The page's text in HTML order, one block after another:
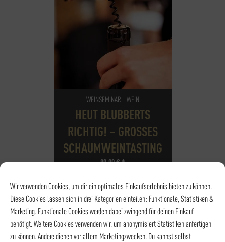
Wir verwenden Cookies, um dir ein optimales Einkaufserlebnis bieten zu können.
Diese Cookies lassen sich in drei Kategorien einteilen: Funktionale, Statistiken &
Marketing. Funktionale Cookies werden dabei zwingend für deinen Einkauf
benötigt. Weitere Cookies verwenden wir, um anonymisiert Statistiken anfertigen
zu können. Andere dienen vor allem Marketingzwecken. Du kannst selbst
WEINSEMINAR - WEIN
HEUT BLUBBERTS
RICHTIG! – GROSSES S
CHAUMWEINTASTING
89,00€*
DATUM 04.09.2026
UHRZEIT 18:30 - 21:00
ORT Stammhaus |
Weinkeller